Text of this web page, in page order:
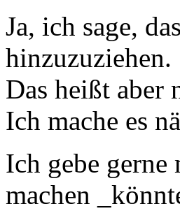
Ja, ich sage,
hinzuzuziehen.
Das heißt aber
Ich mache es
Ich gebe
machen